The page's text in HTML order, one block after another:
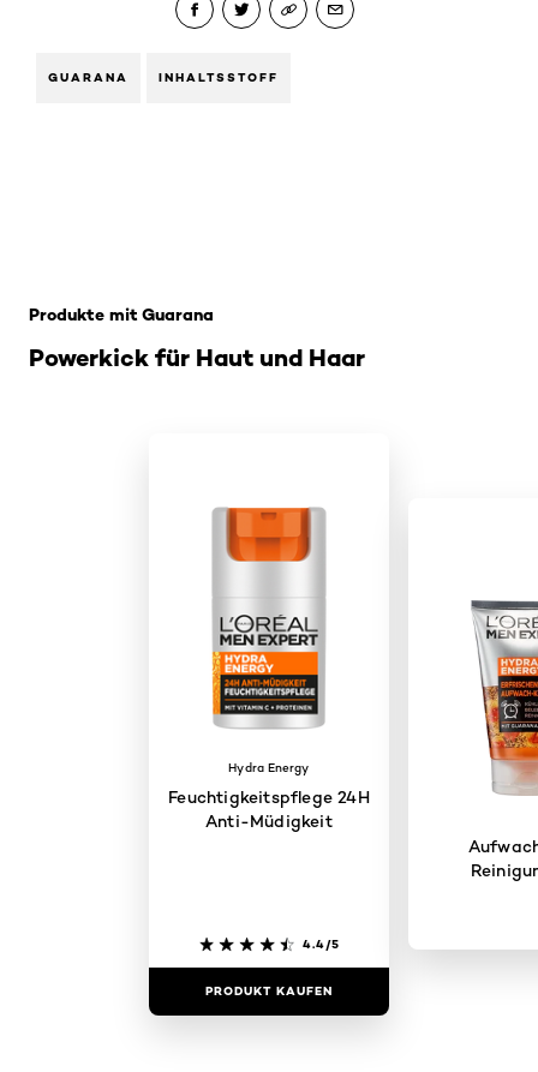
GUARANA INHALTSSTOFF
Powerkick für Haut und Haar
Produkte mit Guarana
Hydra Energy
Feuchtigkeitspflege 24H
Anti-Müdigkeit
4.4/5
PRODUKT KAUFEN